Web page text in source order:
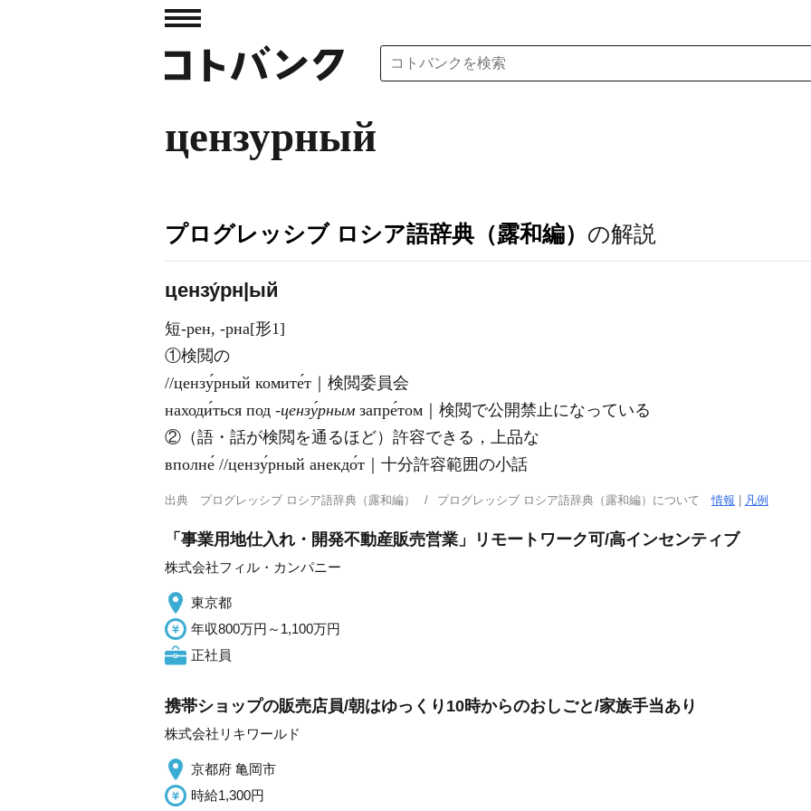
цензурный
プログレッシブ ロシア語辞典（露和編） の解説
цензу́рн|ый
短-рен, -рна[形1]
①検閲の
//цензу́рный комите́т｜検閲委員会
находи́ться под ‐цензу́рным запре́том｜検閲で公開禁止になっている
②（語・話が検閲を通るほど）許容できる，上品な
вполне́ //цензу́рный анекдо́т｜十分許容範囲の小話
出典 プログレッシブ ロシア語辞典（露和編） プログレッシブ ロシア語辞典（露和編）について情報 凡例
「事業用地仕入れ・開発不動産販売営業」リモートワーク可/高インセンティブ
株式会社フィル・カンパニー
東京都
年収800万円～1,100万円
正社員
携帯ショップの販売店員/朝はゆっくり10時からのおしごと/家族手当あり
株式会社リキワールド
京都府 亀岡市
時給1,300円